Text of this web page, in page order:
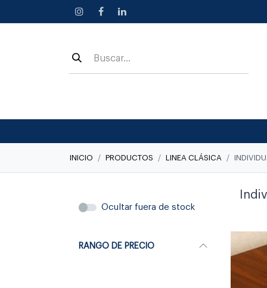
INICIO PRODUCTOS LINEA CLÁSICA
Ocultar fuera de stock
RANGO DE PRECIO